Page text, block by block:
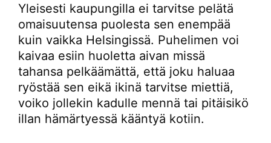
Yleisesti kaupungilla ei tarvitse pelätä
omaisuutensa puolesta sen enempää
kuin vaikka Helsingissä. Puhelimen voi
kaivaa esiin huoletta aivan missä
tahansa pelkäämättä, että joku haluaa
ryöstää sen eikä ikinä tarvitse miettiä,
voiko jollekin kadulle mennä tai pitäisikö
illan hämärtyessä kääntyä kotiin.